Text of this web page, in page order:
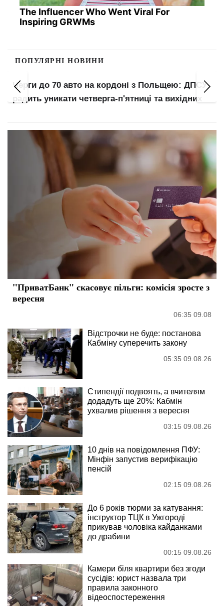
The Influencer Who Went Viral For
Inspiring GRWMs
ПОПУЛЯРНІ НОВИНИ
Черги до 70 авто на кордоні з Польщею: ДПСУ
радить уникати четверга-п'ятниці та вихідних
"ПриватБанк" скасовує пільги: комісія зросте з
вересня
06:35 09.08
Відстрочки не буде: постанова
Кабміну суперечить закону
05:35 09.08.26
Стипендії подвоять, а вчителям
додадуть ще 20%: Кабмін
ухвалив рішення з вересня
03:15 09.08.26
10 днів на повідомлення ПФУ:
Мінфін запустив верифікацію
пенсій
02:15 09.08.26
До 6 років тюрми за катування:
інструктор ТЦК в Ужгороді
прикував чоловіка кайданками
до драбини
00:15 09.08.26
Камери біля квартири без згоди
сусідів: юрист назвала три
правила законного
відеоспостереження